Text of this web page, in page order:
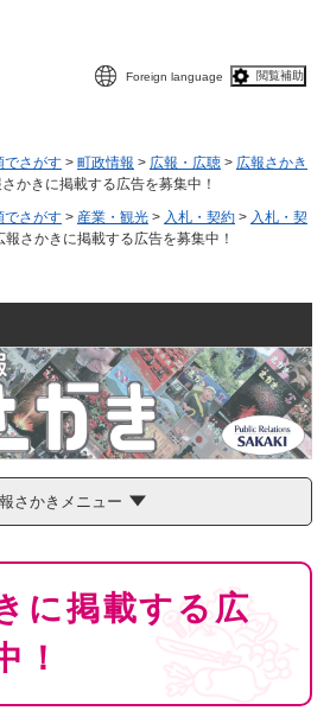
Foreign language 閲覧補助
でさがす > 町政情報 > 広報・広聴 > 広報さかき
かきに掲載する広告を募集中！
でさがす > 産業・観光 > 入札・契約 > 入札・契
報さかきに掲載する広告を募集中！
さかきメニュー
に掲載する広
！